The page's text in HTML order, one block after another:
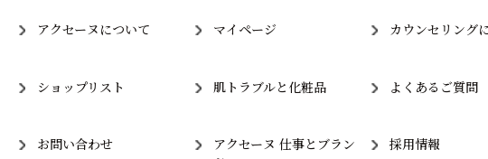
アクセーヌについて マイページ カウンセリング
ショップリスト 肌トラブルと化粧品 よくあるご質問
お問い合わせ
アクセーヌ 仕事とブラン
採用情報